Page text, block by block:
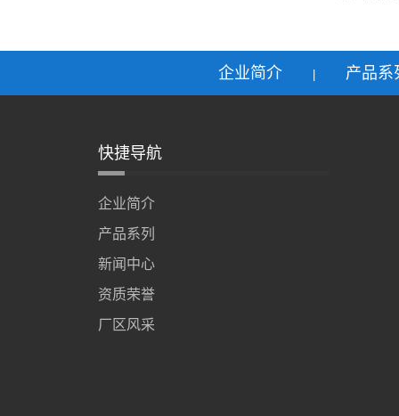
企业简介 产品系
快捷导航
企业简介
产品系列
新闻中心
资质荣誉
厂区风采